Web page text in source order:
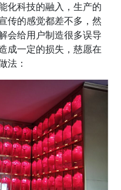
化科技的融入，生产的
传的感觉都差不多，然
会给用户制造很多误导
成一定的损失，慈愿在
法：